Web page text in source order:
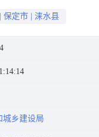
保定市 涞水县
城乡建设局